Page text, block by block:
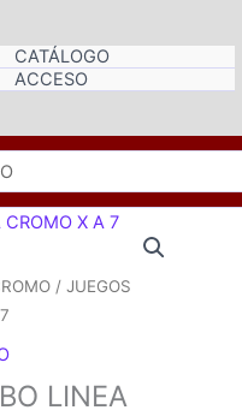
CATÁLOGO
ACCESO
/ JUEGOS
LINEA